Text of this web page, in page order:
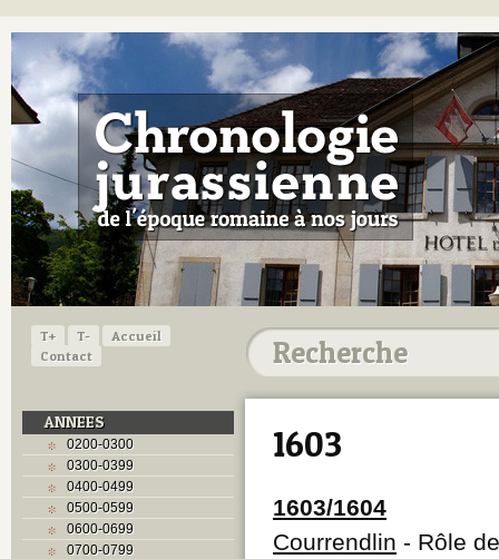
T+ T-
Accueil
Contact
ANNEES
0200-0300
0300-0399
0400-0499
0500-0599
0600-0699
0700-0799
1603
1603/1604
Courrendlin - Rôle